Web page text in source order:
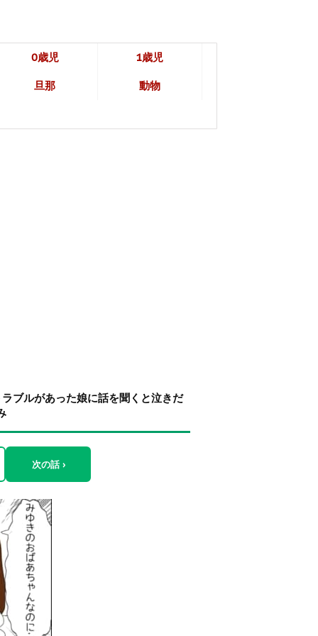
0歳児 1歳児
旦那 動物
ブルがあった娘に話を聞くと泣きだ
次の話 ›